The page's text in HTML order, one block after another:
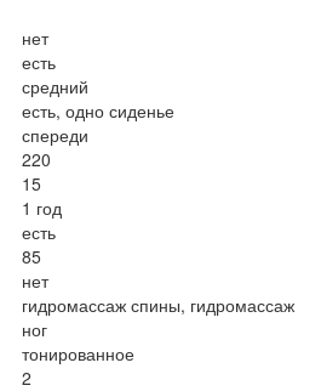
нет
есть
средний
есть, одно сиденье
спереди
220
15
1 год
есть
85
нет
гидромассаж спины, гидромассаж
ног
тонированное
2